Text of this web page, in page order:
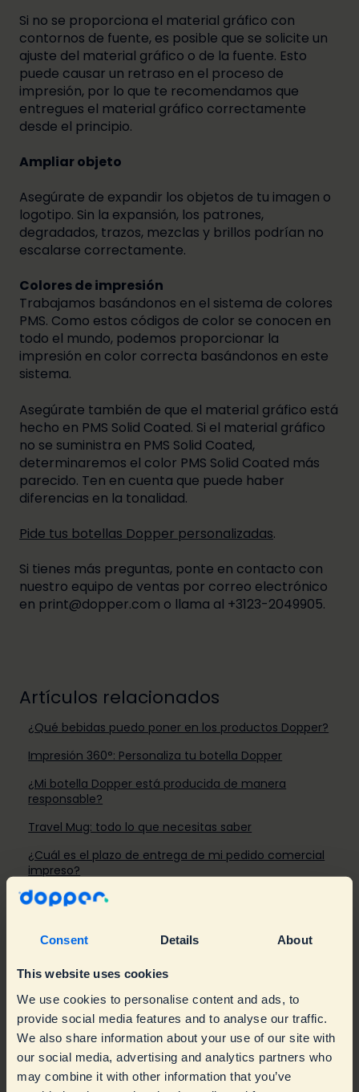
Consent Details About
This website uses cookies
We use cookies to personalise content and ads, to
provide social media features and to analyse our traffic.
We also share information about your use of our site with
our social media, advertising and analytics partners who
may combine it with other information that you’ve
Si no se proporciona el material gráfico con
contornos de fuente, es posible que se solicite un
ajuste del material gráfico o de la fuente. Esto
puede causar un retraso en el proceso de
impresión, por lo que te recomendamos que
entregues el material gráfico correctamente
desde el principio.
Ampliar objeto
Asegúrate de expandir los objetos de tu imagen o
logotipo. Sin la expansión, los patrones,
degradados, trazos, mezclas y brillos podrían no
escalarse correctamente.
Colores de impresión
Trabajamos basándonos en el sistema de colores
PMS. Como estos códigos de color se conocen en
todo el mundo, podemos proporcionar la
impresión en color correcta basándonos en este
sistema.
Asegúrate también de que el material gráfico está
hecho en PMS Solid Coated. Si el material gráfico
no se suministra en PMS Solid Coated,
determinaremos el color PMS Solid Coated más
parecido. Ten en cuenta que puede haber
diferencias en la tonalidad.
Pide tus botellas Dopper personalizadas.
Si tienes más preguntas, ponte en contacto con
nuestro equipo de ventas por correo electrónico
en print@dopper.com o llama al +3123-2049905.
Artículos relacionados
¿Qué bebidas puedo poner en los productos Dopper?
Impresión 360°: Personaliza tu botella Dopper
¿Mi botella Dopper está producida de manera
responsable?
Travel Mug: todo lo que necesitas saber
¿Cuál es el plazo de entrega de mi pedido comercial
impreso?
Tengo una pregunta sobre mi pedido
Compras en línea
Personalización
Entrega
Devoluciones y garantías
Términos y condiciones de los sorteos
Información sobre el producto y su uso
Usage
Sostenibilidad
Cuidado de la botella
Accesorios
Mi Dopper no funciona bien
Troubleshooting
Spare parts
Sobre los pedidos de empresas
Empresas
Acerca de Dopper